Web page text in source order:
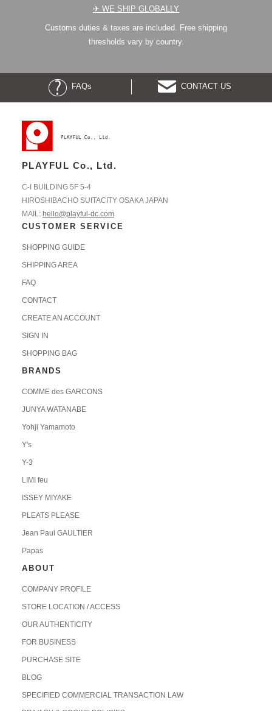
✈︎ WE SHIP GLOBALLY
Customs duties & taxes are included. Free shipping
thresholds vary by country.
FAQs CONTACT US
PLAYFUL Co., Ltd.
C-I BUILDING 5F 5-4
HIROSHIBACHO SUITACITY OSAKA JAPAN
MAIL: hello@playful-dc.com
CUSTOMER SERVICE
SHOPPING GUIDE
SHIPPING AREA
FAQ
CONTACT
CREATE AN ACCOUNT
SIGN IN
SHOPPING BAG
BRANDS
COMME des GARCONS
JUNYA WATANABE
Yohji Yamamoto
Y's
Y-3
LIMI feu
ISSEY MIYAKE
PLEATS PLEASE
Jean Paul GAULTIER
Papas
ABOUT
COMPANY PROFILE
STORE LOCATION / ACCESS
OUR AUTHENTICITY
FOR BUSINESS
PURCHASE SITE
BLOG
SPECIFIED COMMERCIAL TRANSACTION LAW